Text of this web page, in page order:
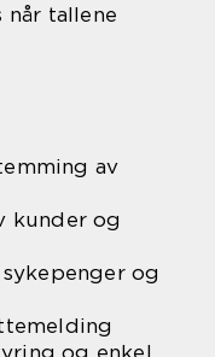
tallene
av
kunder og
og
og enkel